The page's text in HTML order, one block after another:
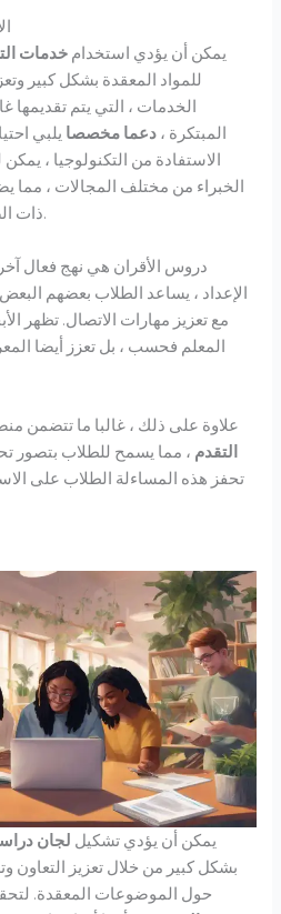
يمكن أن يؤدي استخدام خدمات
للمواد المعقدة بشكل كبير
الخدمات ، التي يتم تقديمها
المبتكرة ، دعما مخصصا يلبي
الاستفادة من التكنولوجيا ،
الخبراء من مختلف المجالات ،
ذات الصلة في الوقت الذي يناسبهم.
دروس الأقران هي نهج فعال آخر
الإعداد ، يساعد الطلاب بعضهم
مع تعزيز مهارات الاتصال. تظهر
المعلم فحسب ، بل تعزز أيضا
علاوة على ذلك ، غالبا ما تتضمن
التقدم ، مما يسمح للطلاب بتصور
تحفز هذه المساءلة الطلاب على
يمكن أن يؤدي تشكيل لجان
بشكل كبير من خلال تعزيز التعاون
حول الموضوعات المعقدة.